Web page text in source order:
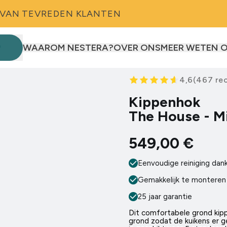
★★★★★ 4.7/5 VAN TEVREDEN KLANTEN
WAAROM NESTERA?OVER ONSMEER WETEN
4,6(467
Kippenhok
The House -
549,00 €
Eenvoudige reiniging
Gemakkelijk te monteren
25 jaar garantie
Dit comfortabele grond
grond zodat de kuikens er